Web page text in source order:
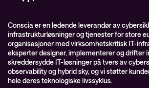
Conscia er en ledende leverandør av
infrastrukturløsninger og tjenester for store
organisasjoner med virksomhetskritisk IT-
eksperter designer, implementerer og drifter
skreddersydde IT-løsninger på tvers av
observability og hybrid sky, og vi støtter
hele deres teknologiske livssyklus.